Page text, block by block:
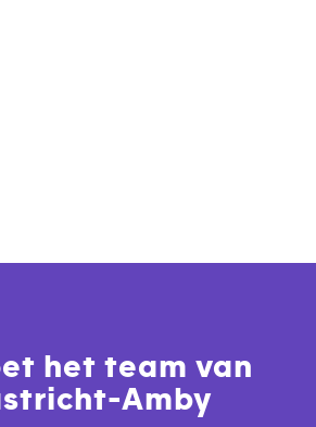
het team van
Amby